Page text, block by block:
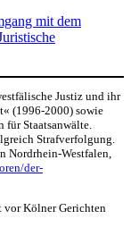
mit dem
Justiz und ihr
(1996-2000) sowie
für Staatsanwälte.
Strafverfolgung.
Nordrhein-Westfalen,
der-
vor Kölner Gerichten